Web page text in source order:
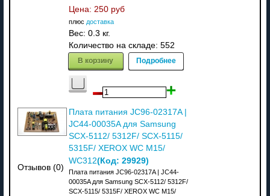
Цена: 250 руб
плюс доставка
Вес: 0.3 кг.
Количество на складе: 552
В корзину Подробнее
Отзывов (0)
Плата питания JC96-02317A |
JC44-00035A для Samsung
SCX-5112/ 5312F/ SCX-5115/
5315F/ XEROX WC M15/
WC312(Код: 29929)
Плата питания JC96-02317A | JC44-
00035A для Samsung SCX-5112/ 5312F/
SCX-5115/ 5315F/ XEROX WC M15/